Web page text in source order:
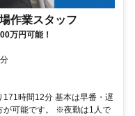
作業スタッフ
万円可能！
時間12分 基本は早番・遅
が可能です。 ※夜勤は1人で